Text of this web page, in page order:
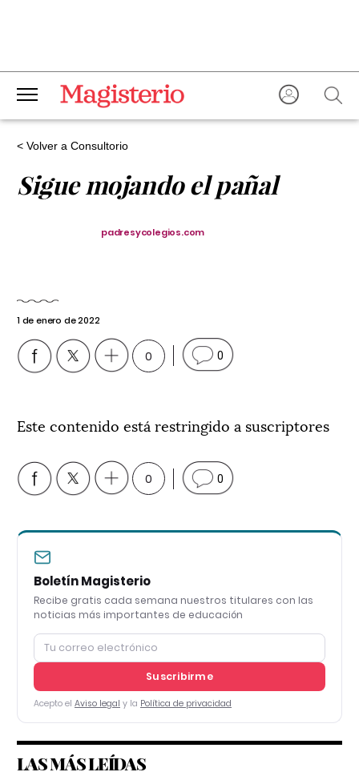
< Volver a Consultorio
Sigue mojando el pañal
padresycolegios.com
1 de enero de 2022
0 0
Este contenido está restringido a suscriptores
0 0
Boletín Magisterio
Recibe gratis cada semana nuestros titulares con las
noticias más importantes de educación
Suscribirme
Acepto el Aviso legal y la Política de privacidad
LAS MÁS LEÍDAS